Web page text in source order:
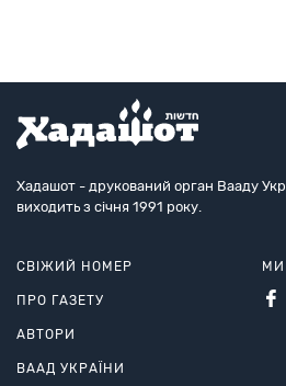
Хадашот - друкований орган Вааду
виходить з січня 1991 року.
СВІЖИЙ НОМЕР
ПРО ГАЗЕТУ
АВТОРИ
ВААД УКРАЇНИ